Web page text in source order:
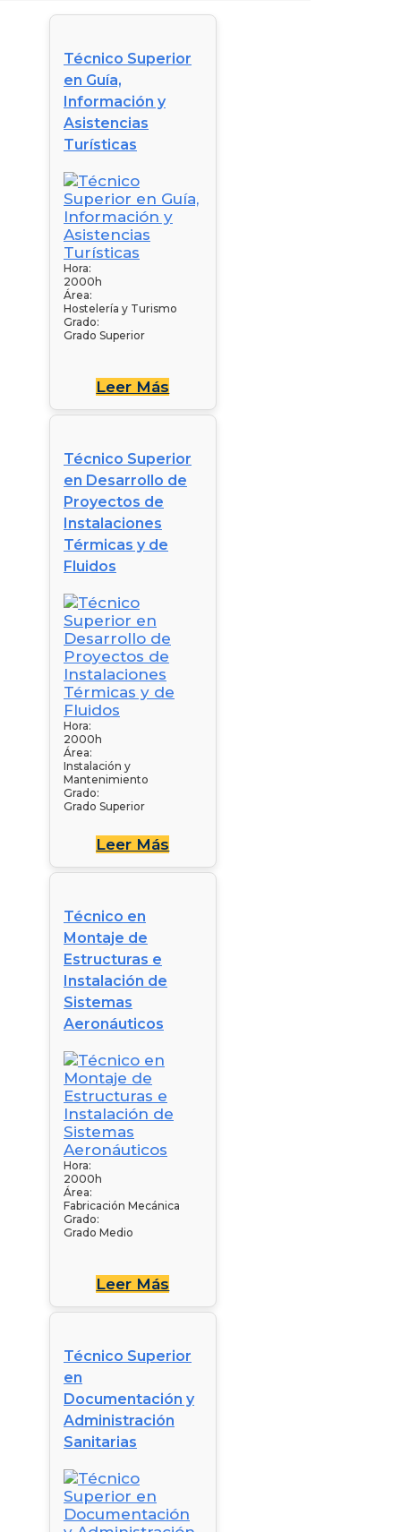
Técnico Superior
en Guía,
Información y
Asistencias
Turísticas
Hora:
2000h
Área:
Hostelería y Turismo
Grado:
Grado Superior
Leer Más
Técnico Superior
en Desarrollo de
Proyectos de
Instalaciones
Térmicas y de
Fluidos
Hora:
2000h
Área:
Instalación y
Mantenimiento
Grado:
Grado Superior
Leer Más
Técnico en
Montaje de
Estructuras e
Instalación de
Sistemas
Aeronáuticos
Hora:
2000h
Área:
Fabricación Mecánica
Grado:
Grado Medio
Leer Más
Técnico Superior
en
Documentación y
Administración
Sanitarias